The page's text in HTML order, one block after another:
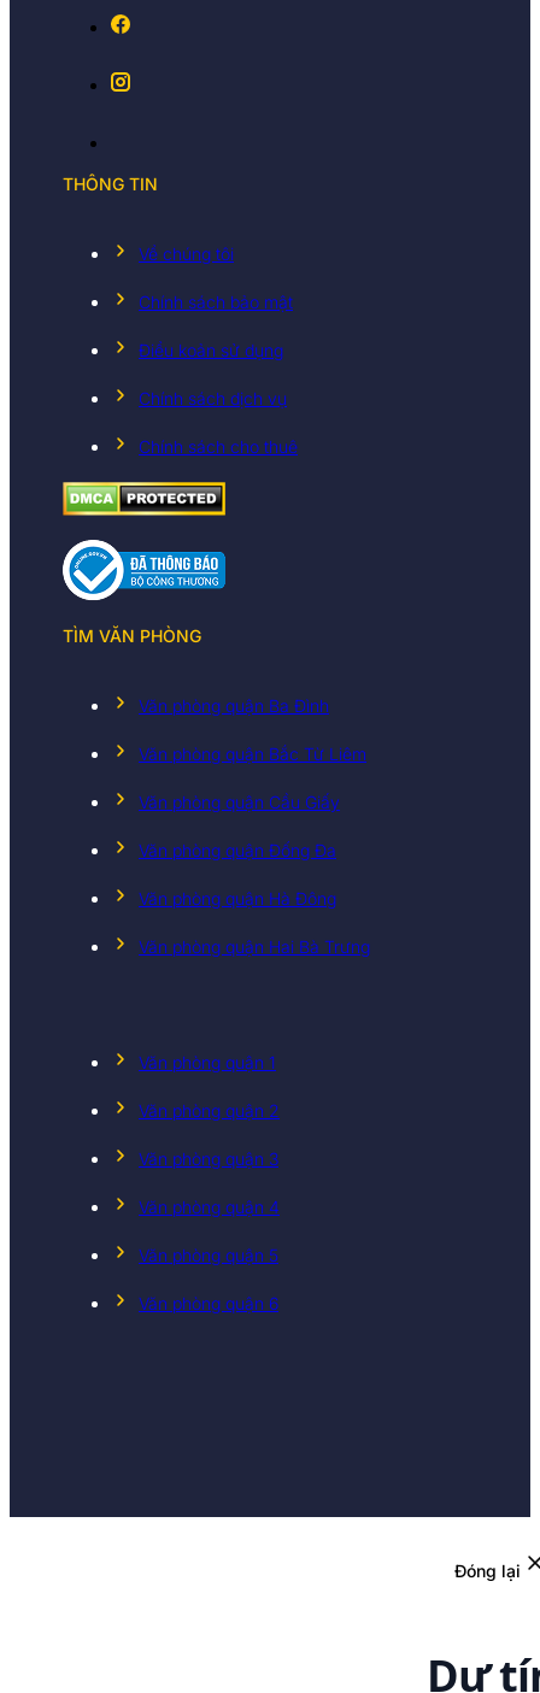
THÔNG TIN
Về chúng tôi
Chính sách bảo mật
Điều koản sử dụng
Chính sách dịch vụ
Chính sách cho thuê
TÌM VĂN PHÒNG
Văn phòng quận Ba Đình
Văn phòng quận Bắc Từ Liêm
Văn phòng quận Cầu Giấy
Văn phòng quận Đống Đa
Văn phòng quận Hà Đông
Văn phòng quận Hai Bà Trưng
Văn phòng quận 1
Văn phòng quận 2
Văn phòng quận 3
Văn phòng quận 4
Văn phòng quận 5
Văn phòng quận 6
Đóng lại